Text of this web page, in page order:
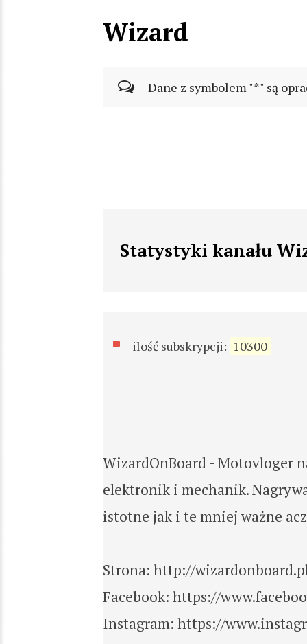
Wizard
Dane z symbolem "*" są
Statystyki kanału
ilość subskrypcji: 10300
WizardOnBoard - Motovloger
elektronik i mechanik.
istotne jak i te mniej ważne
Strona: http://
Facebook: https://
Instagram: https://